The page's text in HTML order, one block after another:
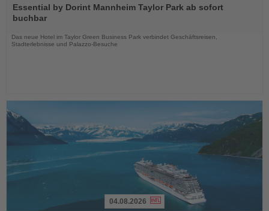
Sie
die
Essential by Dorint Mannheim Taylor Park ab sofort
buchbar
Das neue Hotel im Taylor Green Business Park verbindet Geschäftsreisen,
Stadterlebnisse und Palazzo-Besuche
04.08.2026